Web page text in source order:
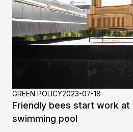
GREEN POLICY2023-07-18
Friendly bees start work at
swimming pool